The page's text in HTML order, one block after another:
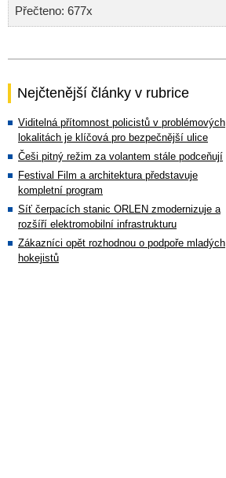
Přečteno: 677x
Nejčtenější články v rubrice
Viditelná přítomnost policistů v problémových
lokalitách je klíčová pro bezpečnější ulice
Češi pitný režim za volantem stále podceňují
Festival Film a architektura představuje
kompletní program
Síť čerpacích stanic ORLEN zmodernizuje a
rozšíří elektromobilní infrastrukturu
Zákazníci opět rozhodnou o podpoře mladých
hokejistů